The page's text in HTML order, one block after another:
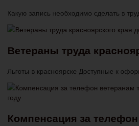
Какую запись необходимо сделать в
Ветераны труда
Льготы в красноярске Доступные к
Компенсация за